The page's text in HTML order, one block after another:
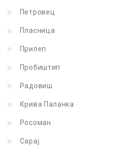
Петровец
Пласница
Прилеп
Пробиштип
Радовиш
Крива Паланка
Росоман
Сарај